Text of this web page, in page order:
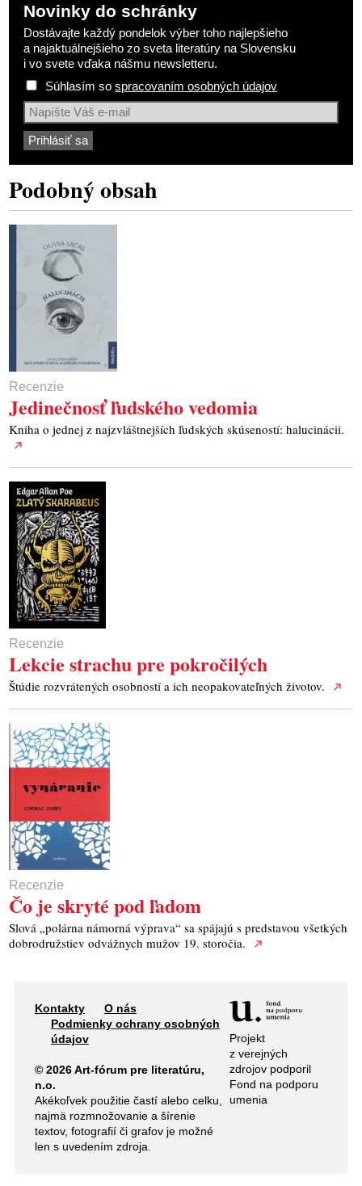
Novinky do schránky
Dostávajte každý pondelok výber toho najlepšieho
a najaktuálnejšieho zo sveta literatúry na Slovensku
i vo svete vďaka nášmu newsletteru.
Súhlasím sospracovaním osobných údajov
Podobný obsah
Recenzie
Jedinečnosť ľudského vedomia
Kniha o jednej z najzvláštnejších ľudských skúseností: halucinácii.
Recenzie
Lekcie strachu pre pokročilých
Štúdie rozvrátených osobností a ich neopakovateľných životov.
Recenzie
Čo je skryté pod ľadom
Slová „polárna námorná výprava“ sa spájajú s predstavou všetkých
dobrodružstiev odvážnych mužov 19. storočia.
Kontakty
O nás
Podmienky ochrany osobných
údajov
© 2026 Art-fórum pre literatúru,
n.o.
Akékoľvek použitie častí alebo celku,
najmä rozmnožovanie a šírenie
textov, fotografií či grafov je možné
len s uvedením zdroja.
Projekt
z verejných
zdrojov podporil
Fond na podporu
umenia